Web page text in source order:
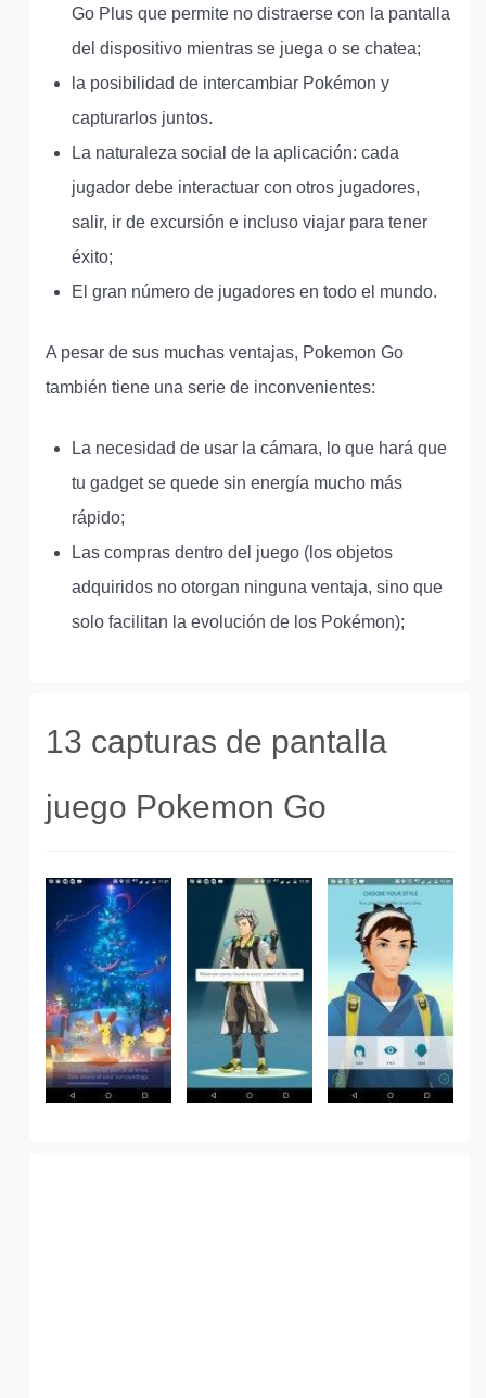
Go Plus que permite no distraerse con la pantalla
del dispositivo mientras se juega o se chatea;
la posibilidad de intercambiar Pokémon y
capturarlos juntos.
La naturaleza social de la aplicación: cada
jugador debe interactuar con otros jugadores,
salir, ir de excursión e incluso viajar para tener
éxito;
El gran número de jugadores en todo el mundo.
A pesar de sus muchas ventajas, Pokemon Go
también tiene una serie de inconvenientes:
La necesidad de usar la cámara, lo que hará que
tu gadget se quede sin energía mucho más
rápido;
Las compras dentro del juego (los objetos
adquiridos no otorgan ninguna ventaja, sino que
solo facilitan la evolución de los Pokémon);
13 capturas de pantalla
juego Pokemon Go